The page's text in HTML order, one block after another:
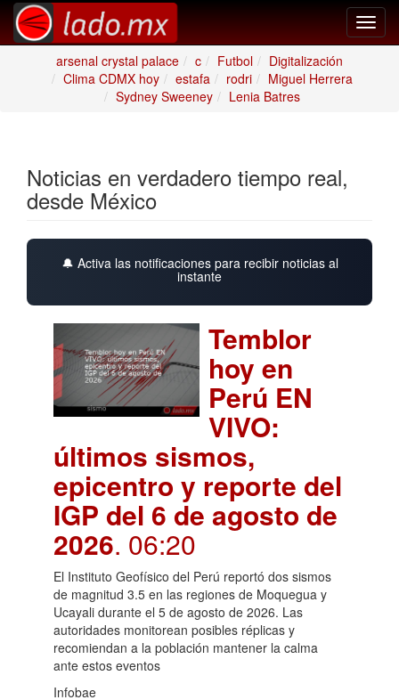
arsenal crystal palace
c Futbol
Digitalización
Clima CDMX hoy
estafa rodri
Miguel Herrera
Sydney Sweeney
Lenia Batres
Noticias en verdadero tiempo real,
desde México
🔔 Activa las notificaciones para recibir noticias al
instante
Temblor
hoy en
Perú EN
VIVO:
últimos sismos,
epicentro y reporte del
IGP del 6 de agosto de
2026. 06:20
El Instituto Geofísico del Perú reportó dos sismos
de magnitud 3.5 en las regiones de Moquegua y
Ucayali durante el 5 de agosto de 2026. Las
autoridades monitorean posibles réplicas y
recomiendan a la población mantener la calma
ante estos eventos
Infobae